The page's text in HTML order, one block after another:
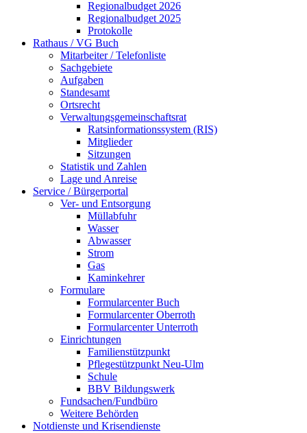
Regionalbudget 2026
Regionalbudget 2025
Protokolle
Rathaus / VG Buch
Mitarbeiter / Telefonliste
Sachgebiete
Aufgaben
Standesamt
Ortsrecht
Verwaltungsgemeinschaftsrat
Ratsinformationssystem (RIS)
Mitglieder
Sitzungen
Statistik und Zahlen
Lage und Anreise
Service / Bürgerportal
Ver- und Entsorgung
Müllabfuhr
Wasser
Abwasser
Strom
Gas
Kaminkehrer
Formulare
Formularcenter Buch
Formularcenter Oberroth
Formularcenter Unterroth
Einrichtungen
Familienstützpunkt
Pflegestützpunkt Neu-Ulm
Schule
BBV Bildungswerk
Fundsachen/Fundbüro
Weitere Behörden
Notdienste und Krisendienste